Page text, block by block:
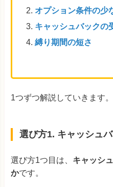
オプション条件の少
キャッシュバックの
縛り期間の短さ
1つずつ解説していきます。
選び方1. キャッシュ
選び方1つ目は、 キャッシ
かです。